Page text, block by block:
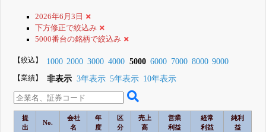
登録すると永久30%OFFと米株版の先行利用も付きます
2026年6月3日
下方修正で絞込み
5000番台の銘柄で絞込み
【絞込】 1000 2000 3000 4000 5000 6000 7000 8000 9000
【業績】 非表示 3年表示 5年表示 10年表示
提
出
No.
会社
名
年
度
区
分
売上
高
営業
利益
経常
利益
純利
益